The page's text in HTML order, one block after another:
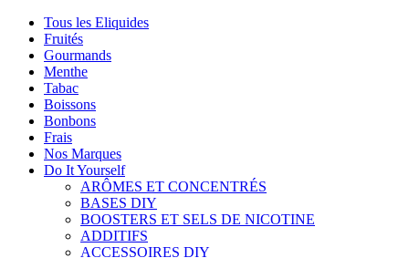
Tous les Eliquides
Fruités
Gourmands
Menthe
Tabac
Boissons
Bonbons
Frais
Nos Marques
Do It Yourself
ARÔMES ET CONCENTRÉS
BASES DIY
BOOSTERS ET SELS DE NICOTINE
ADDITIFS
ACCESSOIRES DIY